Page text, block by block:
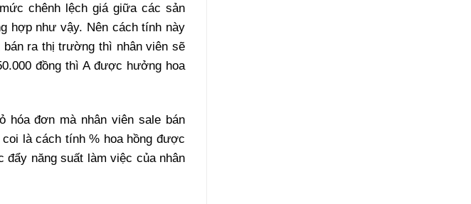
chênh lệch giá giữa các sản
hợp như vậy. Nên cách tính này
ra thị trường thì nhân viên sẽ
đồng thì A được hưởng hoa
hóa đơn mà nhân viên sale bán
là cách tính % hoa hồng được
đẩy năng suất làm việc của nhân